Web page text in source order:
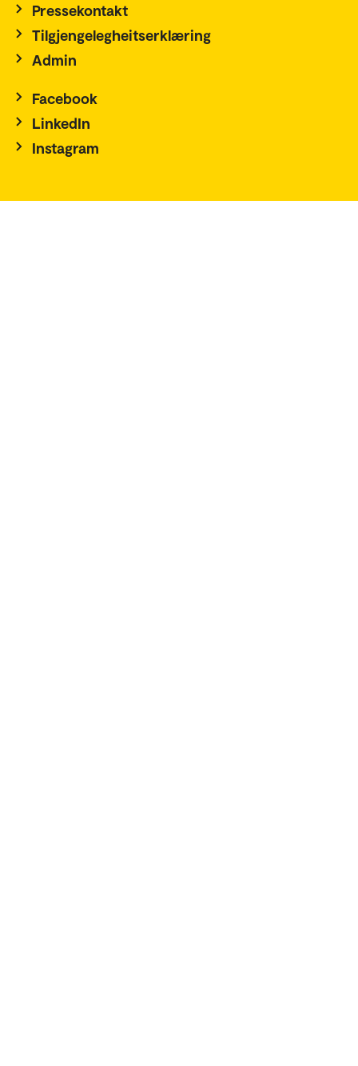
Pressekontakt
Tilgjengelegheitserklæring
Admin
Facebook
LinkedIn
Instagram